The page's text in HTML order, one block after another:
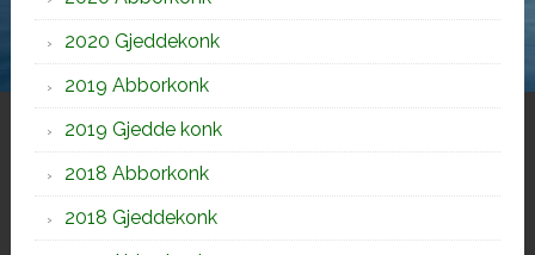
2020 Gjeddekonk
2019 Abborkonk
2019 Gjedde konk
2018 Abborkonk
2018 Gjeddekonk